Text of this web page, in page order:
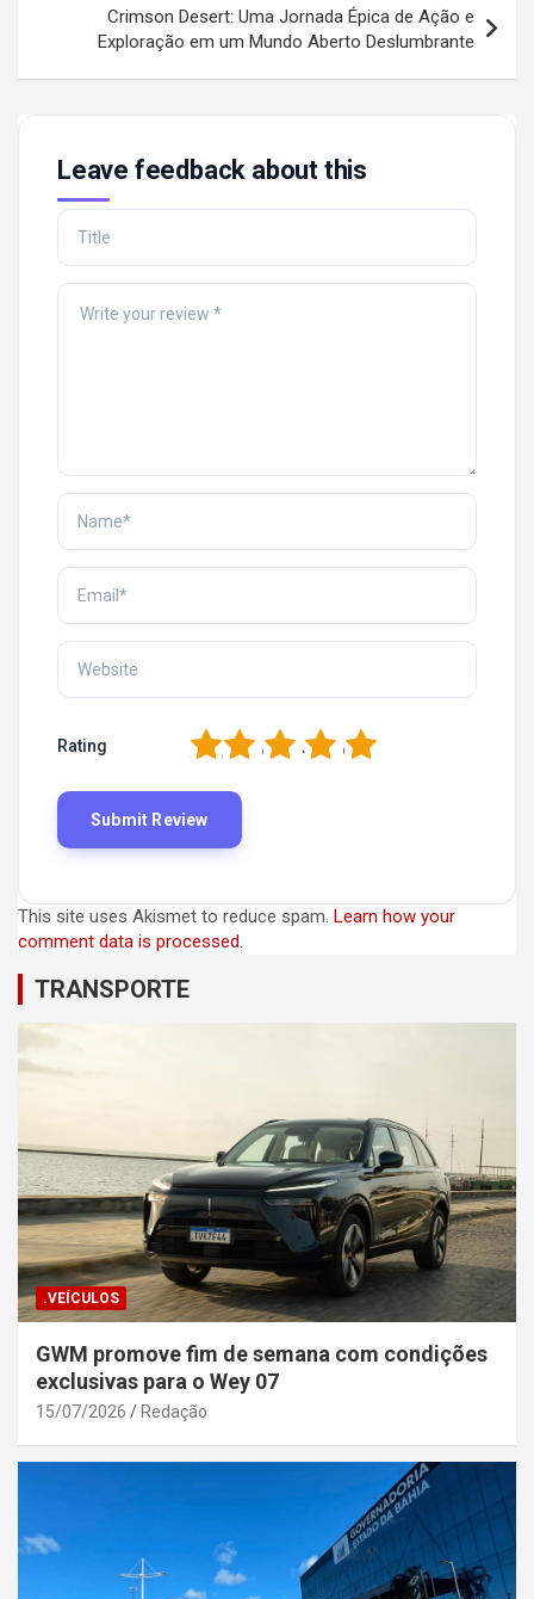
Crimson Desert: Uma Jornada Épica de Ação e
Exploração em um Mundo Aberto Deslumbrante
Leave feedback about this
Rating 5
4
3
2
This site uses Akismet to reduce spam. Learn how your
comment data is processed.
TRANSPORTE
.VEÍCULOS
GWM promove fim de semana com condições
exclusivas para o Wey 07
15/07/2026 Redação